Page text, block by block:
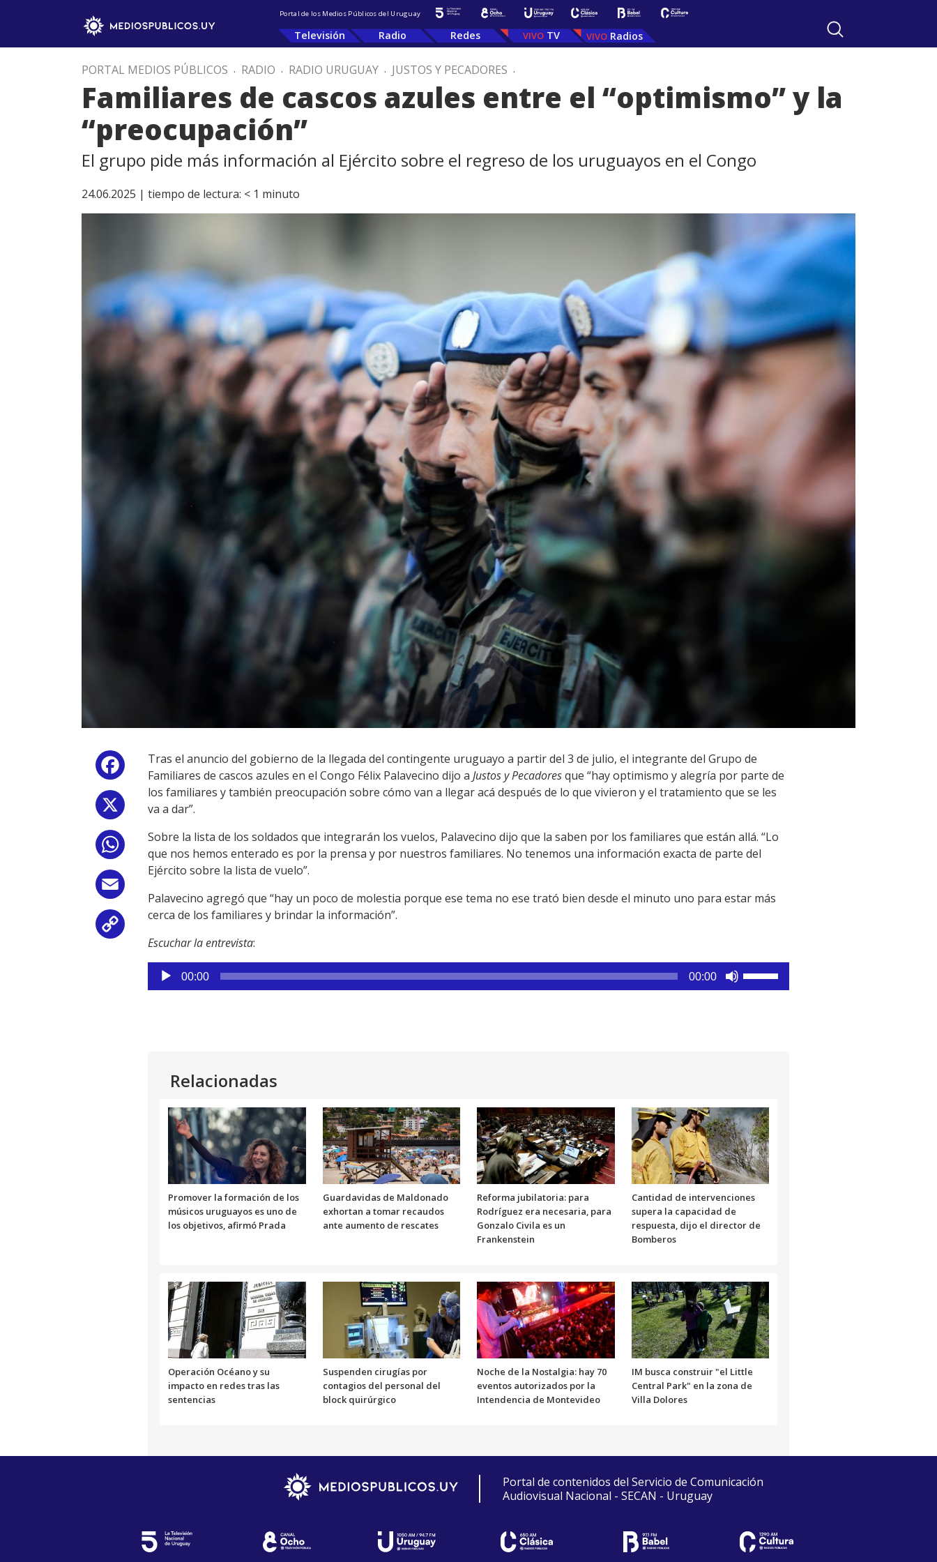
Portal de los Medios Públicos del Uruguay
Televisión Radio Redes TV Radios
PORTAL MEDIOS PÚBLICOS . RADIO . RADIO URUGUAY . JUSTOS Y PECADORES .
Familiares de cascos azules entre el “optimismo” y la
“preocupación”
El grupo pide más información al Ejército sobre el regreso de los uruguayos en el Congo
24.06.2025 | tiempo de lectura: < 1 minuto
Facebook
Tras el anuncio del gobierno de la llegada del contingente uruguayo a partir del 3 de julio, el integrante del Grupo de
Familiares de cascos azules en el Congo Félix Palavecino dijo a Justos y Pecadoresque “hay optimismo y alegría por parte de
los familiares y también preocupación sobre cómo van a llegar acá después de lo que vivieron y el tratamiento que se les
va a dar”.
Sobre la lista de los soldados que integrarán los vuelos, Palavecino dijo que la saben por los familiares que están allá. “Lo
que nos hemos enterado es por la prensa y por nuestros familiares. No tenemos una información exacta de parte del
Ejército sobre la lista de vuelo”.
Palavecino agregó que “hay un poco de molestia porque ese tema no ese trató bien desde el minuto uno para estar más
cerca de los familiares y brindar la información”.
Escuchar la entrevista:
Reproductor
de
00:00 00:00
disminuir
el
volumen.
Relacionadas
Promover la formación de los
músicos uruguayos es uno de
los objetivos, afirmó Prada
Guardavidas de Maldonado
exhortan a tomar recaudos
ante aumento de rescates
Reforma jubilatoria: para
Rodríguez era necesaria, para
Gonzalo Civila es un
Frankenstein
Cantidad de intervenciones
supera la capacidad de
respuesta, dijo el director de
Bomberos
Operación Océano y su
impacto en redes tras las
sentencias
Suspenden cirugías por
contagios del personal del
block quirúrgico
Noche de la Nostalgia: hay 70
eventos autorizados por la
Intendencia de Montevideo
IM busca construir "el Little
Central Park" en la zona de
Villa Dolores
Portal de contenidos del Servicio de Comunicación
Audiovisual Nacional - SECAN - Uruguay